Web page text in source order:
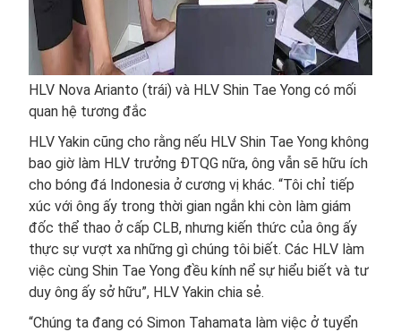
HLV Nova Arianto (trái) và HLV Shin Tae Yong có mối
quan hệ tương đắc
HLV Yakin cũng cho rằng nếu HLV Shin Tae Yong không
bao giờ làm HLV trưởng ĐTQG nữa, ông vẫn sẽ hữu ích
cho bóng đá Indonesia ở cương vị khác. “Tôi chỉ tiếp
xúc với ông ấy trong thời gian ngắn khi còn làm giám
đốc thể thao ở cấp CLB, nhưng kiến thức của ông ấy
thực sự vượt xa những gì chúng tôi biết. Các HLV làm
việc cùng Shin Tae Yong đều kính nể sự hiểu biết và tư
duy ông ấy sở hữu”, HLV Yakin chia sẻ.
“Chúng ta đang có Simon Tahamata làm việc ở tuyển